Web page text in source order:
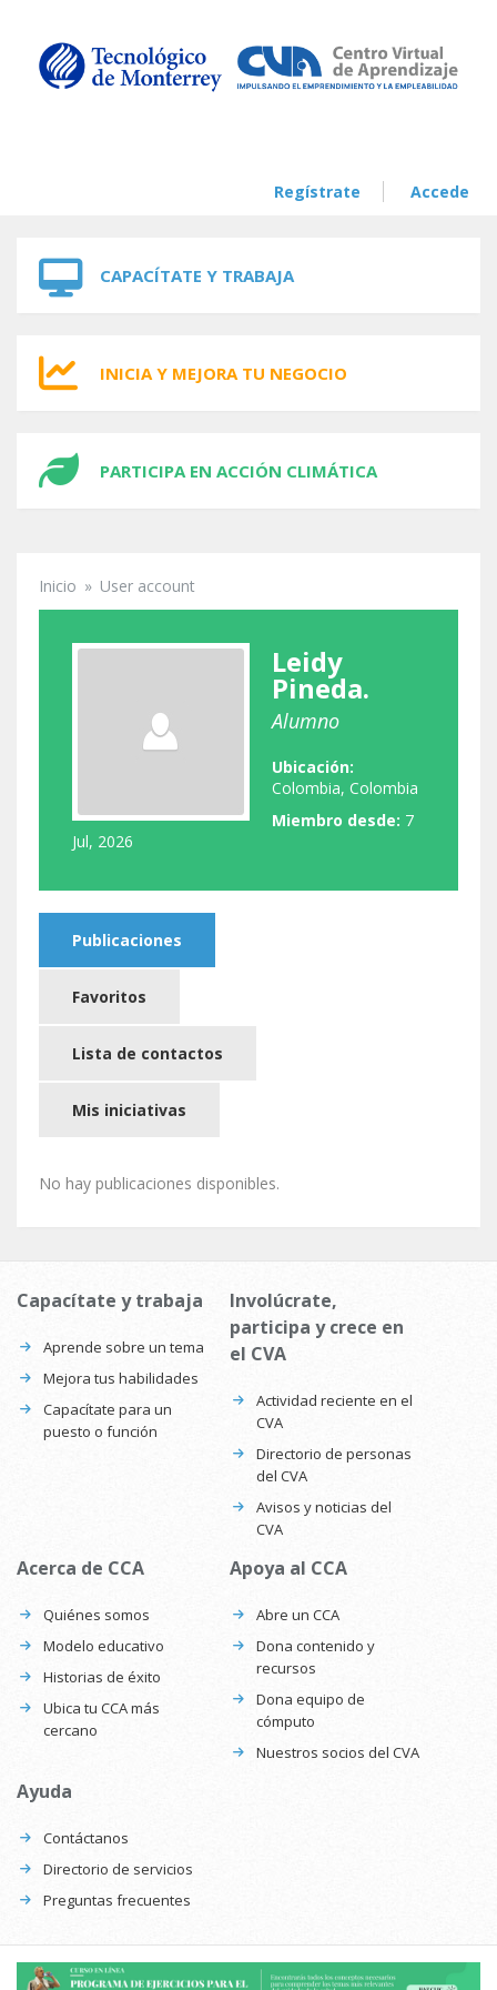
Regístrate Accede
CAPACÍTATE Y TRABAJA
INICIA Y MEJORA TU NEGOCIO
PARTICIPA EN ACCIÓN CLIMÁTICA
Se encuentra usted aquí
Inicio » User account
Leidy
Pineda.
Alumno
Ubicación:
Colombia, Colombia
Miembro desde: 7
Jul, 2026
Publicaciones
Favoritos
Lista de contactos
Mis iniciativas
No hay publicaciones disponibles.
Capacítate y trabaja
Aprende sobre un tema
Mejora tus habilidades
Capacítate para un
puesto o función
Involúcrate,
participa y crece en
el CVA
Actividad reciente en el
CVA
Directorio de personas
del CVA
Avisos y noticias del
CVA
Acerca de CCA
Quiénes somos
Modelo educativo
Historias de éxito
Ubica tu CCA más
cercano
Apoya al CCA
Abre un CCA
Dona contenido y
recursos
Dona equipo de
cómputo
Nuestros socios del CVA
Ayuda
Contáctanos
Directorio de servicios
Preguntas frecuentes